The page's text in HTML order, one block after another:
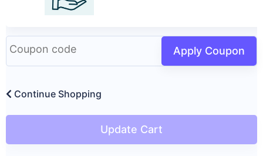
Coupon: Apply Coupon
Continue Shopping
Update Cart